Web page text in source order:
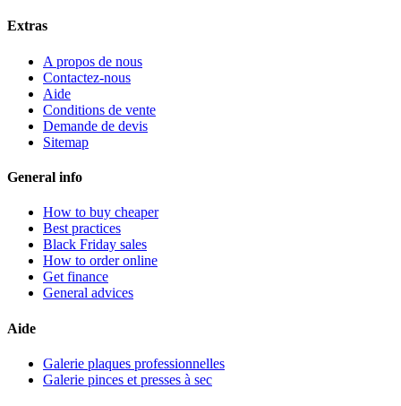
Extras
A propos de nous
Contactez-nous
Aide
Conditions de vente
Demande de devis
Sitemap
General info
How to buy cheaper
Best practices
Black Friday sales
How to order online
Get finance
General advices
Aide
Galerie plaques professionnelles
Galerie pinces et presses à sec